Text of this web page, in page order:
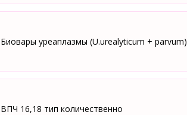
Биовары уреаплазмы (U.urealyticum + parvum)
ВПЧ 16,18 тип количественно